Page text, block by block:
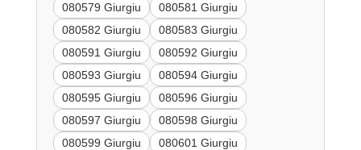
080579 Giurgiu
080581 Giurgiu
080582 Giurgiu
080583 Giurgiu
080591 Giurgiu
080592 Giurgiu
080593 Giurgiu
080594 Giurgiu
080595 Giurgiu
080596 Giurgiu
080597 Giurgiu
080598 Giurgiu
080599 Giurgiu
080601 Giurgiu